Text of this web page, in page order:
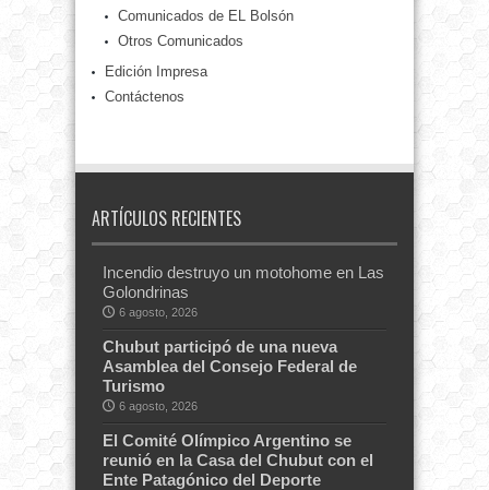
Comunicados de EL Bolsón
Otros Comunicados
Edición Impresa
Contáctenos
ARTÍCULOS RECIENTES
Incendio destruyo un motohome en Las
Golondrinas
6 agosto, 2026
Chubut participó de una nueva
Asamblea del Consejo Federal de
Turismo
6 agosto, 2026
El Comité Olímpico Argentino se
reunió en la Casa del Chubut con el
Ente Patagónico del Deporte